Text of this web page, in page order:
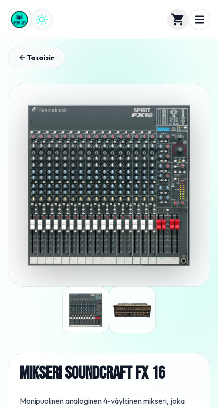
Takaisin
MIKSERI SOUNDCRAFT FX 16
Monipuolinen analoginen 4-väyläinen mikseri, joka